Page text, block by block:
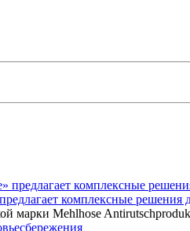
комплексные
марки Mehlhose